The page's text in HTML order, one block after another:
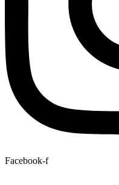
Facebook-f